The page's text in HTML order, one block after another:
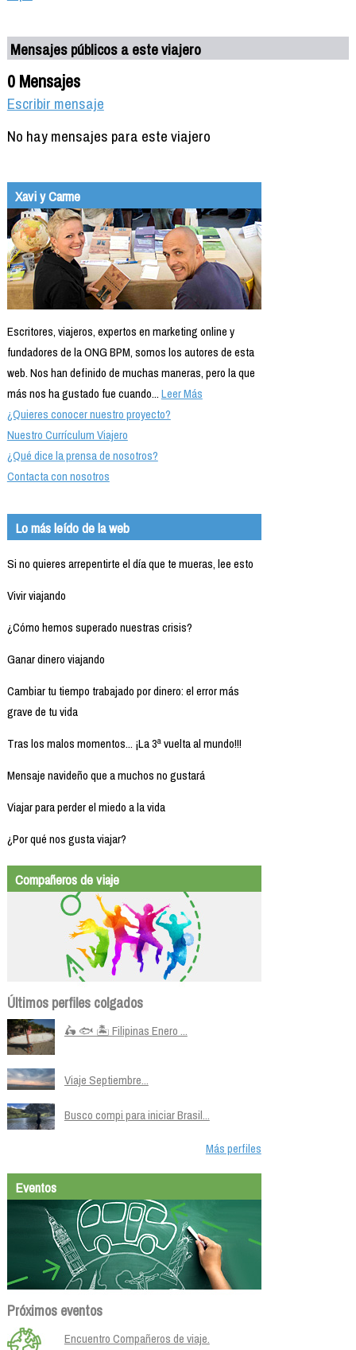
Mensajes públicos a este viajero
0 Mensajes
Escribir mensaje
No hay mensajes para este viajero
Xavi y Carme
Escritores, viajeros, expertos en marketing online y
fundadores de la ONG BPM, somos los autores de esta
web. Nos han definido de muchas maneras, pero la que
más nos ha gustado fue cuando...Leer Más
¿Quieres conocer nuestro proyecto?
Nuestro Currículum Viajero
¿Qué dice la prensa de nosotros?
Contacta con nosotros
Lo más leído de la web
Si no quieres arrepentirte el día que te mueras, lee esto
Vivir viajando
¿Cómo hemos superado nuestras crisis?
Ganar dinero viajando
Cambiar tu tiempo trabajado por dinero: el error más
grave de tu vida
Tras los malos momentos... ¡La 3ª vuelta al mundo!!!
Mensaje navideño que a muchos no gustará
Viajar para perder el miedo a la vida
¿Por qué nos gusta viajar?
Compañeros de viaje
Últimos perfiles colgados
🛵 🐟 🏝️ Filipinas Enero ...
Viaje Septiembre...
Busco compi para iniciar Brasil...
Más perfiles
Eventos
Próximos eventos
Encuentro Compañeros de viaje.